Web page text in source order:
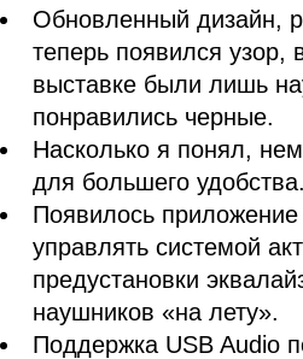
Обновленный дизайн,
теперь появился узор,
выставке были лишь
понравились черные.
Насколько я понял,
для большего
Появилось
управлять системой
предустановки
наушников «на лету».
Поддержка USB Audio